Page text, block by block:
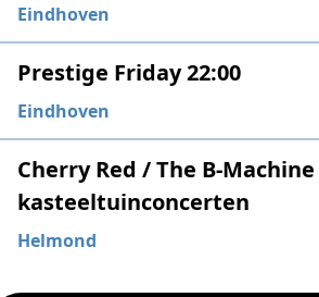
Eindhoven
Prestige Friday 22:00
Eindhoven
Cherry Red / The B-Machine
kasteeltuinconcerten
Helmond